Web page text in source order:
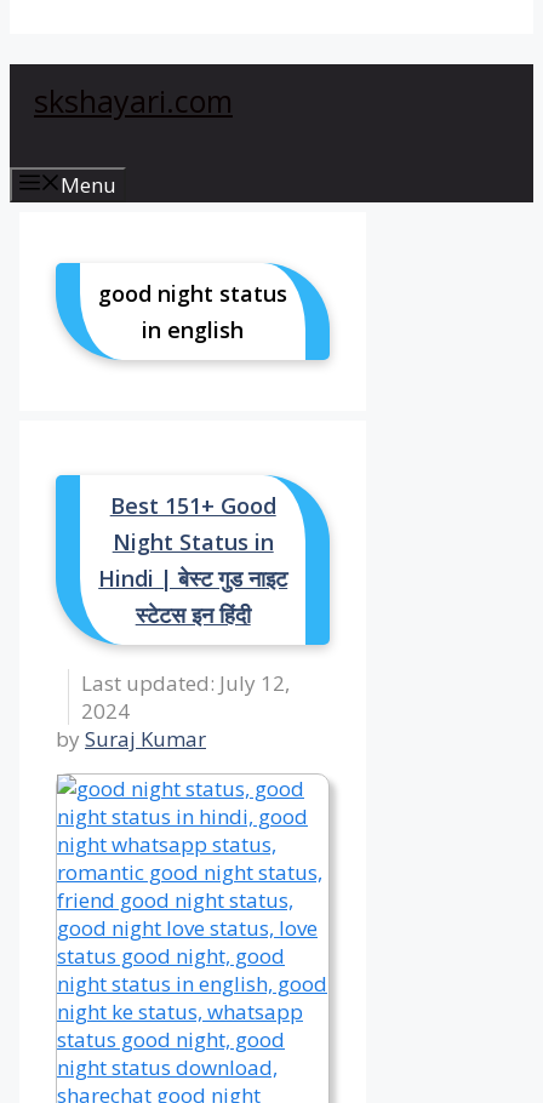
skshayari.com
Menu
good night status
in english
Best 151+ Good
Night Status in
Hindi | बेस्ट गुड नाइट
स्टेटस इन हिंदी
July 12,
2024
by Suraj Kumar